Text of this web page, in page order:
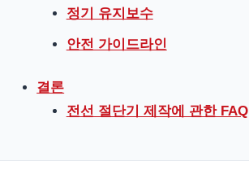
정기 유지보수
안전 가이드라인
결론
전선 절단기 제작에 관한 FAQ